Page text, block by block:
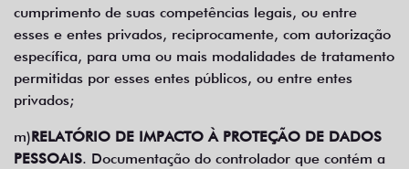
cumprimento de suas competências legais, ou entre
esses e entes privados, reciprocamente, com autorização
específica, para uma ou mais modalidades de tratamento
permitidas por esses entes públicos, ou entre entes
privados;
m)RELATÓRIO DE IMPACTO À PROTEÇÃO DE DADOS
PESSOAIS. Documentação do controlador que contém a